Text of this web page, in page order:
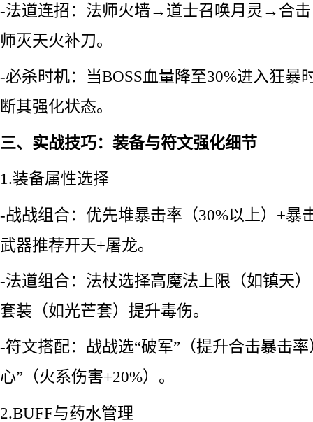
-法道连招：法师火墙→道士召唤月灵→合
师灭天火补刀。
-必杀时机：当BOSS血量降至30%进入狂暴
断其强化状态。
三、实战技巧：装备与符文强化细节
1.装备属性选择
-战战组合：优先堆暴击率（30%以上）+暴
武器推荐开天+屠龙。
-法道组合：法杖选择高魔法上限（如镇天
套装（如光芒套）提升毒伤。
-符文搭配：战战选“破军”（提升合击暴击
心”（火系伤害+20%）。
2.BUFF与药水管理